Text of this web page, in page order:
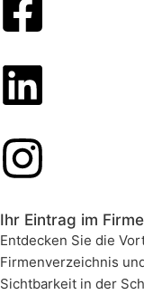
Ihr Eintrag im
Entdecken Sie die
Firmenverzeichnis
Sichtbarkeit in der